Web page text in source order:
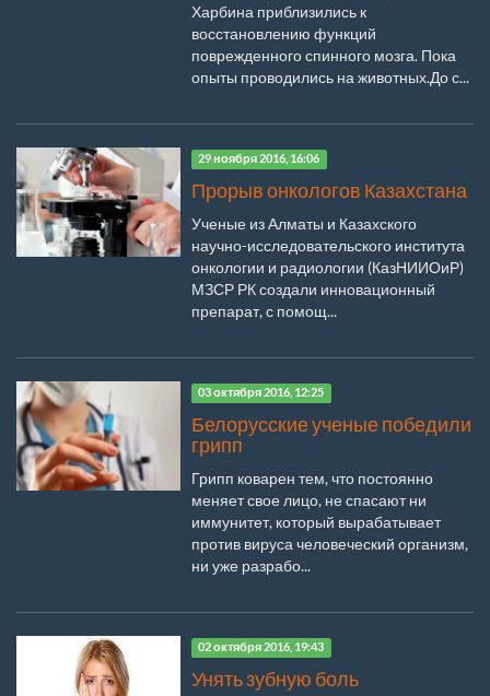
Харбина приблизились к
восстановлению функций
поврежденного спинного мозга. Пока
опыты проводились на животных.До с...
29 ноября 2016, 16:06
Прорыв онкологов Казахстана
Ученые из Алматы и Казахского
научно-исследовательского института
онкологии и радиологии (КазНИИОиР)
МЗСР РК создали инновационный
препарат, с помощ...
03 октября 2016, 12:25
Белорусские ученые победили
грипп
Грипп коварен тем, что постоянно
меняет свое лицо, не спасают ни
иммунитет, который вырабатывает
против вируса человеческий организм,
ни уже разрабо...
02 октября 2016, 19:43
Унять зубную боль